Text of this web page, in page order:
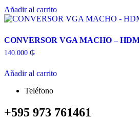
Añadir al carrito
CONVERSOR VGA MACHO –
140.000 ₲
Añadir al carrito
Teléfono
+595 973 761461